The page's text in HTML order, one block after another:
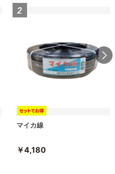
マイカ線
￥4,180